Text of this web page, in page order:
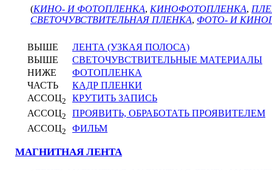
(КИНО- И ФОТОПЛЕНКА, КИНОФОТОПЛЕНКА,
СВЕТОЧУВСТВИТЕЛЬНАЯ ПЛЕНКА, ФОТО- И
ВЫШЕ
ЛЕНТА (УЗКАЯ ПОЛОСА)
ВЫШЕ
СВЕТОЧУВСТВИТЕЛЬНЫЕ МАТЕРИАЛЫ
НИЖЕ
ФОТОПЛЕНКА
ЧАСТЬ
КАДР ПЛЕНКИ
АССОЦ2
КРУТИТЬ ЗАПИСЬ
АССОЦ2
ПРОЯВИТЬ, ОБРАБОТАТЬ ПРОЯВИТЕЛЕМ
АССОЦ2 ФИЛЬМ
МАГНИТНАЯ ЛЕНТА